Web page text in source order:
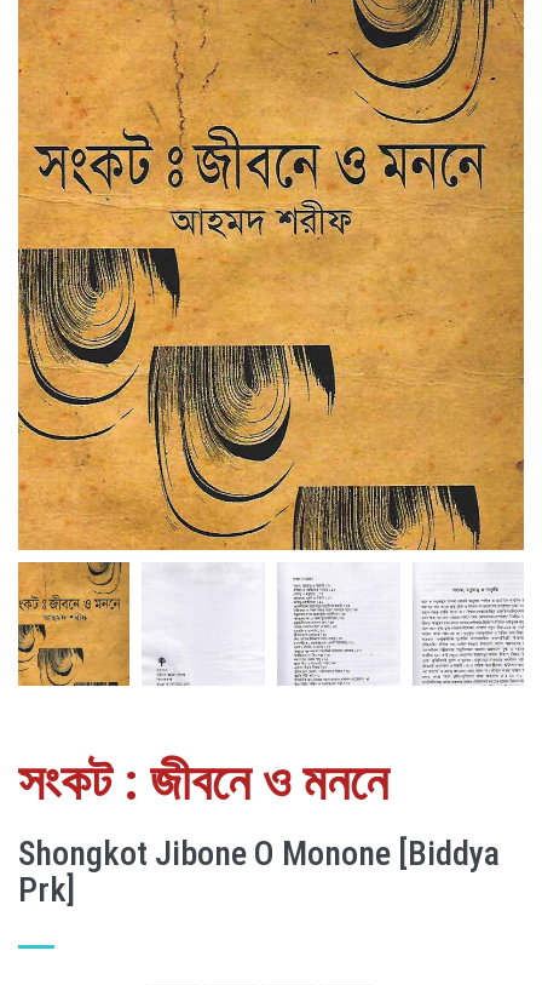
সংকট : জীবনে ও মননে
Shongkot Jibone O Monone [Biddya
Prk]